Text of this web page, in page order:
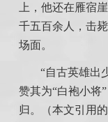
上，他还在雁宿
千五百余人，击
场面。
“自古英雄出
赞其为“白袍小将
归。（本文引用